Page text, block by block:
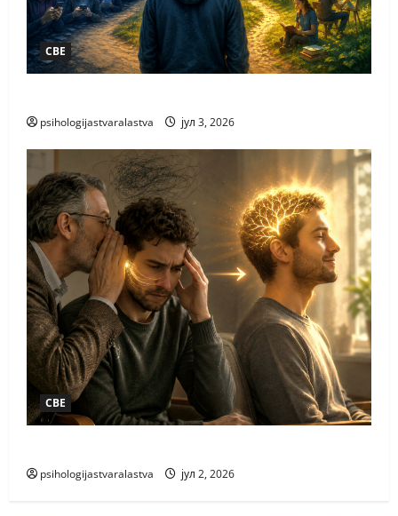
СВЕ
psihologijastvaralastva јул 3, 2026
СВЕ
psihologijastvaralastva јул 2, 2026